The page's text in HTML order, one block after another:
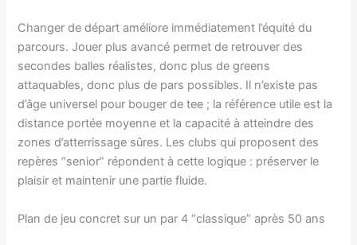
Changer de départ améliore immédiatement l’équité du
parcours. Jouer plus avancé permet de retrouver des
secondes balles réalistes, donc plus de greens
attaquables, donc plus de pars possibles. Il n’existe pas
d’âge universel pour bouger de tee ; la référence utile est la
distance portée moyenne et la capacité à atteindre des
zones d’atterrissage sûres. Les clubs qui proposent des
repères “senior” répondent à cette logique : préserver le
plaisir et maintenir une partie fluide.
Plan de jeu concret sur un par 4 “classique” après 50 ans